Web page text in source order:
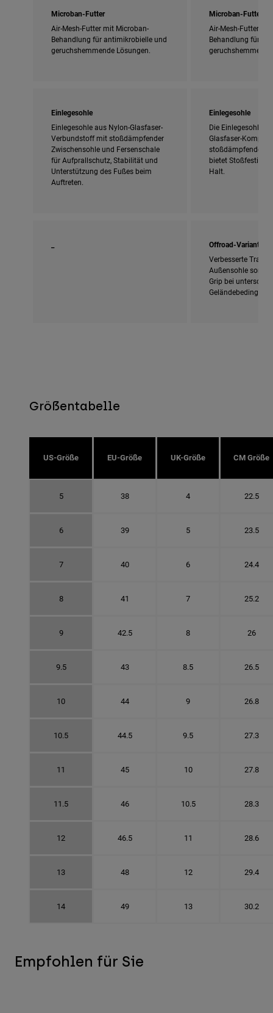
Microban-Futter
Air-Mesh-Futter mit Microban-
Behandlung für antimikrobielle und
geruchshemmende Lösungen.
Microban-Futter
Air-Mesh-Futter
Behandlung für
Einlegesohle
Einlegesohle aus Nylon-Glasfaser-
Verbundstoff mit stoßdämpfender
Zwischensohle und Fersenschale
für Aufprallschutz, Stabilität und
Unterstützung des Fußes beim
Auftreten.
Einlegesohle
Die Einlegesohle
Glasfaser-
stoßdämpfendem
bietet
Halt.
Offroad-Variante
Verbesserte
Außensohle sorgt
Grip bei
Größentabelle
US-Größe EU-Größe UK-Größe CM Größe
5 38 4 22.5
6 39 5 23.5
7 40 6 24.4
8 41 7 25.2
9 42.5 8 26
9.5 43 8.5 26.5
10 44 9 26.8
10.5 44.5 9.5 27.3
11 45 10 27.8
11.5 46 10.5 28.3
12 46.5 11 28.6
13 48 12 29.4
14 49 13 30.2
Empfohlen für Sie